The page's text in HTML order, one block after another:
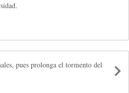
pues prolonga el tormento del